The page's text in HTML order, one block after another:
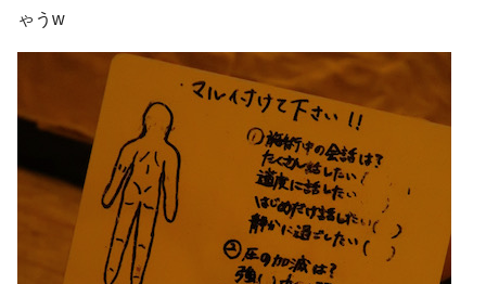
ゃうw